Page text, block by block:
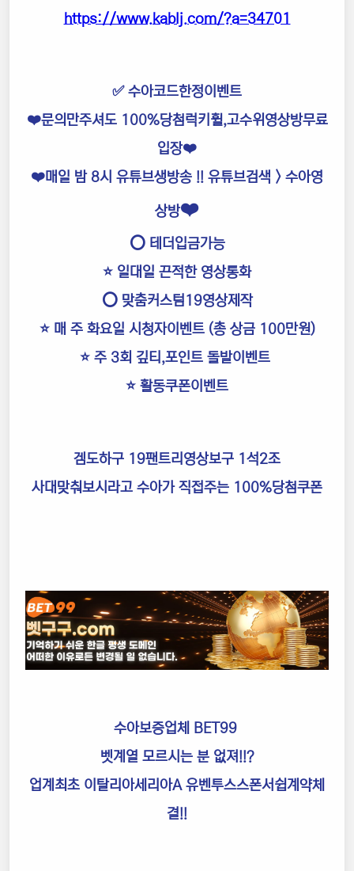
https://www.kablj.com/?a=34701
✅ 수아코드한정이벤트
❤️문의만주셔도 100%당첨럭키휠,고수위영상방무료
입장❤️
❤️매일 밤 8시 유튜브생방송 !! 유튜브검색 > 수아영
상방❤️
⭕️ 테더입금가능
⭐️ 일대일 끈적한 영상통화
⭕️ 맞춤커스텀19영상제작
⭐️ 매 주 화요일 시청자이벤트 (총 상금 100만원)
⭐️ 주 3회 깊티,포인트 돌발이벤트
⭐️ 활동쿠폰이벤트
겜도하구 19팬트리영상보구 1석2조
사대맞춰보시라고 수아가 직접주는 100%당첨쿠폰
수아보증업체 BET99
벳계열 모르시는 분 없져!!?
업계최초 이탈리아세리아A 유벤투스스폰서쉽계약체
결!!